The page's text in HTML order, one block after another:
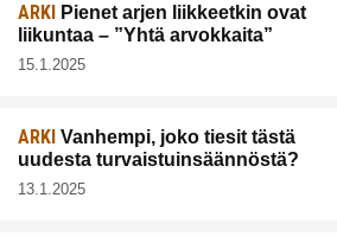
ARKI Pienet arjen liikkeetkin ovat
liikuntaa – ”Yhtä arvokkaita”
15.1.2025
ARKI Vanhempi, joko tiesit tästä
uudesta turvaistuinsäännöstä?
13.1.2025